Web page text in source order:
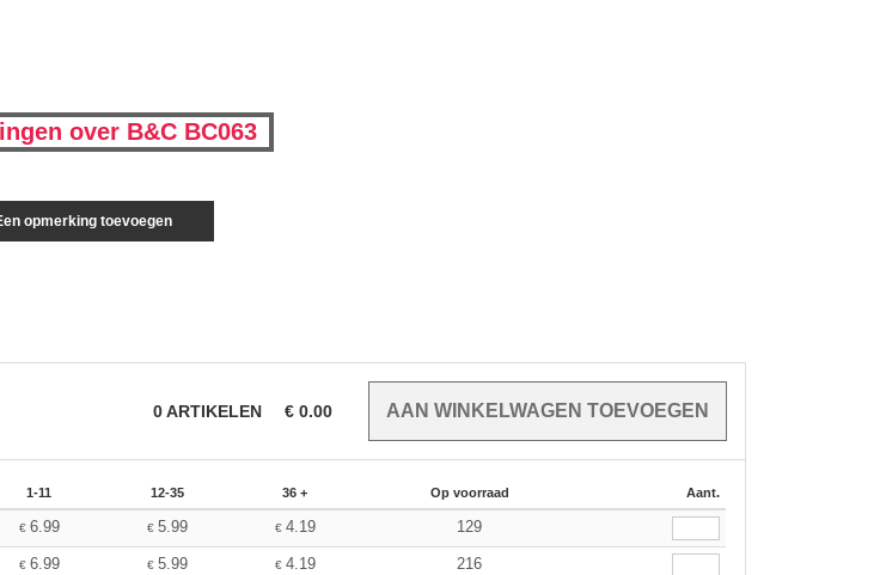
over B&C BC063
opmerking toevoegen
0ARTIKELEN € 0.00
1-11 12-35 36 + Op voorraad Aant.
€ 6.99 € 5.99 € 4.19 129
€ 6.99 € 5.99 € 4.19 216